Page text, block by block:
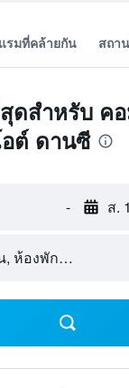
รมที่คล้ายกัน สถา
ดสำหรับ ค
อต์ ดานซี
- ส.
ห้องพัก 1 ห้อง